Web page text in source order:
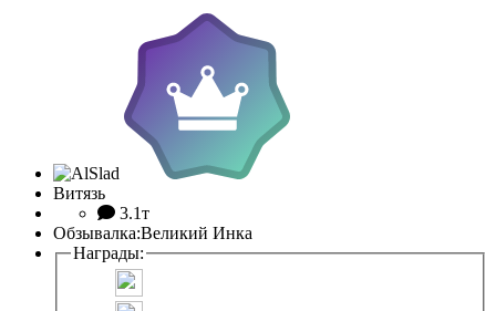
Витязь
3.1т
Обзывалка:Великий Инка
Награды: